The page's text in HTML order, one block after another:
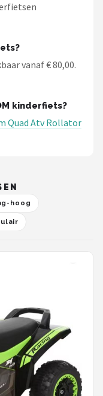
vanaf € 80,00.
kinderfiets?
Quad Atv Rollator
hoog